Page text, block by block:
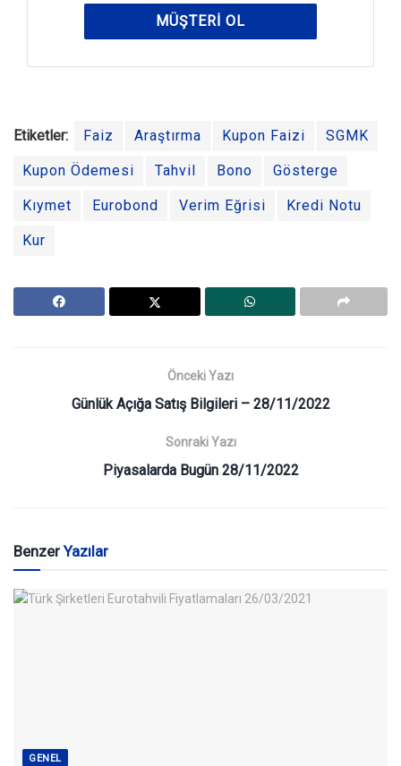
MÜŞTERI OL
Etiketler: Faiz Araştırma Kupon Faizi SGMK
Kupon Ödemesi Tahvil Bono Gösterge
Kıymet Eurobond Verim Eğrisi Kredi Notu
Kur
Önceki Yazı
Günlük Açığa Satış Bilgileri – 28/11/2022
Sonraki Yazı
Piyasalarda Bugün 28/11/2022
BenzerYazılar
GENEL